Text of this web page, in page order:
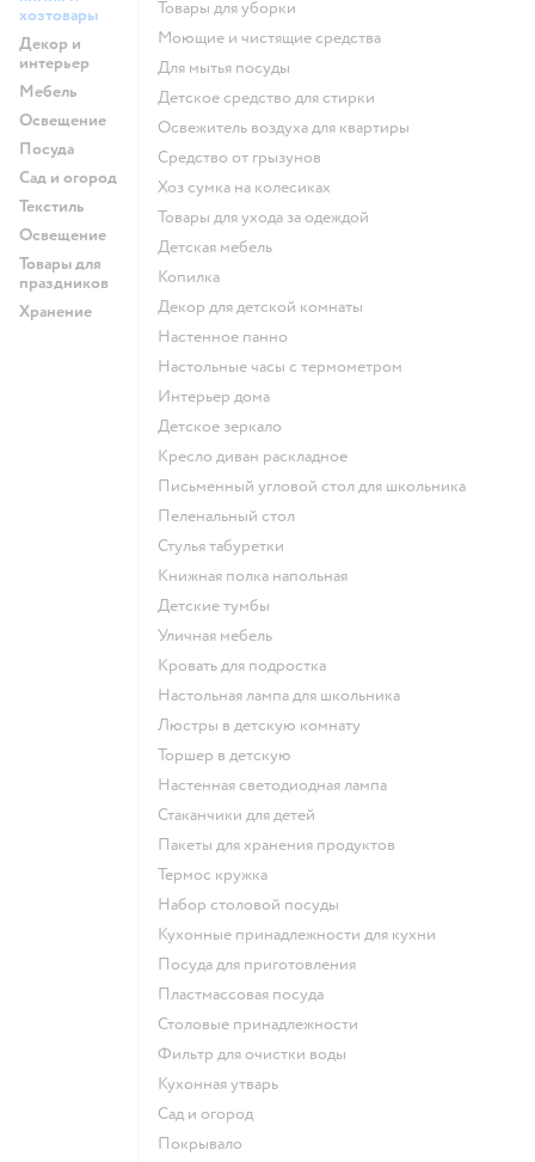
хозтовары
Декор и
интерьер
Мебель
Освещение
Посуда
Сад и огород
Текстиль
Освещение
Товары для
праздников
Хранение
Товары для уборки
моющие и чистящие средства
для мытья посуды
детское средство для стирки
освежитель воздуха для квартиры
средство от грызунов
хоз сумка на колесиках
Товары для ухода за одеждой
Детская мебель
Копилка
Декор для детской комнаты
Настенное панно
Настольные часы с термометром
Интерьер дома
Детское зеркало
Кресло диван раскладное
Письменный угловой стол для школьника
Пеленальный стол
Стулья табуретки
Книжная полка напольная
Детские тумбы
Уличная мебель
Кровать для подростка
Настольная лампа для школьника
Люстры в детскую комнату
Торшер в детскую
Настенная светодиодная лампа
Стаканчики для детей
Пакеты для хранения продуктов
Термос кружка
Набор столовой посуды
Кухонные принадлежности для кухни
Посуда для приготовления
Пластмассовая посуда
Столовые принадлежности
Фильтр для очистки воды
Кухонная утварь
Сад и огород
Покрывало